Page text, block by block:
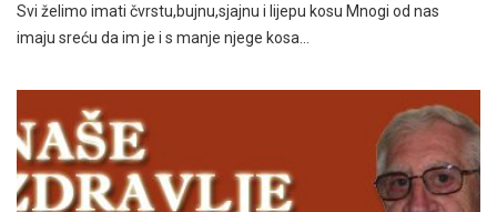
Svi želimo imati čvrstu,bujnu,sjajnu i lijepu kosu Mnogi od nas
imaju sreću da im je i s manje njege kosa…